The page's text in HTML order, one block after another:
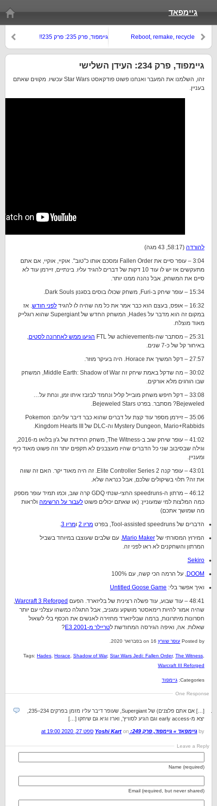
גיימפאד
גיימפוד, פרק 235: פרק 235!! Reboot, remake, recycle
גיימפוד, פרק 234: העידן השלישי
זהו, השלמנו את המעבר ואנחנו פשוט פודקאסט Star Wars עכשיו. מקווים שאתם
בעניין.
להורדה (58:17, 43 מגה)
3:04 – עופר סיים את Fallen Order ומסכם אותו כ"טוב". אוקיי, אוקיי, אם אתם
מתעקשים אז יש לו עוד 10 דקות של דברים להגיד עליו. בינתיים, זיירמן עוד לא
סיים את המשחק, אבל נהנה ממנו יותר.
15:34 – עופר שיחק ב-Furi, משחק שכולו בוסים בסגנון Dark Souls.
16:32 – אופס, בעצם הוא כבר אמר את כל מה שהיה לו להגיד
לפני חודש. אז
במקום זה הוא מדבר על Hades, המשחק החדש של Supergiant שהוא רוגלייק
מאוד מוצלח.
25:31 – מסתבר שה-achievements של FTL
הגיעו ממש לאחרונה לסטים,
באיחור קל של כ-7 שנים.
27:57 – דקל המשיך את Horace. היה בעיקר מוזר.
30:02 – מה שדקל באמת שיחק זה Middle Earth: Shadow of War, המשחק
שבו הורגים מלא אורקים.
33:08 – דקל חיפש משחק מובייל קליל ונחמד לבזבז איתו זמן, ונחת על…
Bejeweled? מסתבר. בפרט Bejeweled Stars.
35:06 – זיירמן מספר עוד קצת על דברים שהוא כבר דיבר עליהם: Pokemon
Mystery Dungeon, Mario+Rabbids וה-DLC של Kingdom Hearts III.
41:02 – עופר שיחק שוב ב-The Witness, משחק החידות של ג'ון בלואו מ-2016,
וגילה שבסיבוב שני כל הדברים שהיו מעצבנים לא תקפים יותר וזה פשוט מאוד כיף
ומעניין.
43:01 – עופר קנה Elite Controller Series 2. זה היה מאוד יקר. האם זה שווה
את זה? תלוי בשיקולים שלכם, אבל כנראה שלא.
46:12 – מרתון ה-speedruns החצי-שנתי GDQ קרה שוב, וכמו תמיד עופר מספק
כמה המלצות למי שמעוניין: (או שאתם יכולים פשוט לעבור על הרשימה ולראות
מה שמושך אתכם)
הדברים של Tool-assisted speedruns, בפרט
מריו 2 ומריו 3
.
המירוץ המסורתי של Mario Maker, עם שלבים שעוצבו במיוחד בשביל
המרתון והשחקנים לא ראו לפני זה.
Sekiro
DOOM, על הרמה הכי קשה, עם 100%
ואיך אפשר בלי: Untitled Goose Game
48:41 – עוד שבוע, עוד פשלה רצינית של בליזארד. הפעם
Warcraft 3 Reforged
,
שהיה אמור להיות רימאסטר מושקע ומגניב, אבל התגלה כמשהו עצלני עם יותר
חסרונות מיתרונות, ברמה שבליזארד מחזירה לאנשים את הכסף בלי לשאול
שאלות. אה, ואיפה הגירסה המחודשת לטריילר מ-E3 2001 ?
Posted by עופר שוורץ
Tags: Hades Horace Shadow of War, Star Wars Jedi: Fallen Order, The Witness
Warcraft III Reforged
Categories: גיימפוד
One Response
יצא מ-early access וגם הגיע לסוויץ', וארז וגיא גם שיחקו […]
by גיימפאד » גיימפוד, פרק 249: Yoshi Kart on ספט 27, 2020 at 19:00
Leave a Reply
Name (required)
Email (required, but never shared)